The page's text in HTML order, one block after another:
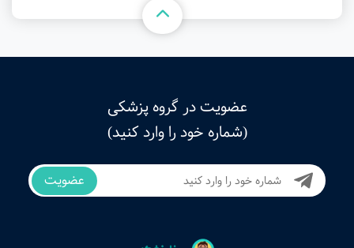
عضویت در گروه پزشکی
(شماره خود را وارد کنید)
عضویت